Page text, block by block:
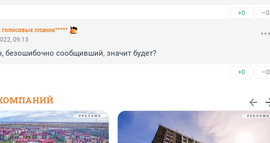
+0 –0
планок*****
09:13
безошибочно сообщивший, значит будет?
+0 –0